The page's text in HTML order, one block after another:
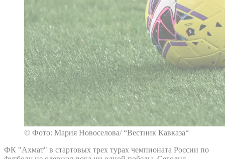
© Фото: Мария Новоселова/ “Вестник Кавказа“
ФК "Ахмат" в стартовых трех турах чемпионата России по